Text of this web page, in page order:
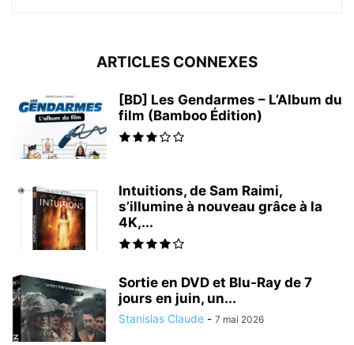
ARTICLES CONNEXES
[BD] Les Gendarmes – L’Album du
film (Bamboo Édition)
Intuitions, de Sam Raimi,
s’illumine à nouveau grâce à la
4K,...
Sortie en DVD et Blu-Ray de 7
jours en juin, un...
Stanislas Claude - 7 mai 2026